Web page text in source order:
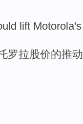
lift Motorola
罗拉股价的推